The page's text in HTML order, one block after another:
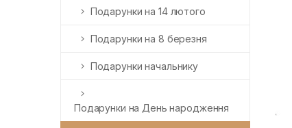
Подарунки на 14 лютого
Подарунки на 8 березня
Подарунки начальнику
Подарунки на День народження